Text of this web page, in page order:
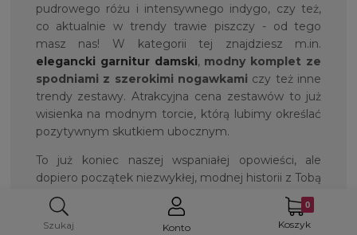
Szukaj Konto Koszyk
pudrowego różu i intensywnego indygo, czy też,
co aktualnie w trendy trawie piszczy - od tego
masz nas! W kategorii tej znajdziesz m.in.
elegancki garnitur damski, modny komplet ze
spodniami z szerokimi nogawkami czy też inne
trendy zestawy. Atrakcyjna cena zestawów to już
wisienka na modnym torcie, którą lubimy określać
pozytywnym skutkiem ubocznym.
To już koniec naszej wspaniałej opowieści, ale
dopiero początek niezwykłej, modnej historii z Tobą
w roli głównej. Czy jesteś gotowa? Zapraszamy!